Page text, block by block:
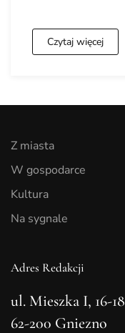
Czytaj więcej
Z miasta
W gospodarce
Kultura
Na sygnale
Adres Redakcji
ul. Mieszka I, 16-18
62-200 Gniezno